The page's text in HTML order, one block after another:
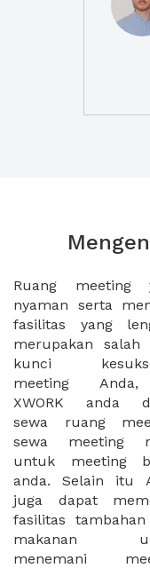
Ruang meeting
nyaman serta
fasilitas yang
merupakan salah
kunci
meeting
XWORK anda
sewa ruang
sewa meeting
untuk meeting
anda. Selain itu
juga dapat
fasilitas
makanan
menemani
Ruang meeting
dapat diatur
tempat duduk
kebutuhan
ketersediaan
Ribuan ruang
dapat Anda
berdasarkan
interior, lokasi
strategis, harga
sesuai dengan
meeting Anda,
disesuaikan
kebutuhan klien
Sewa meeting